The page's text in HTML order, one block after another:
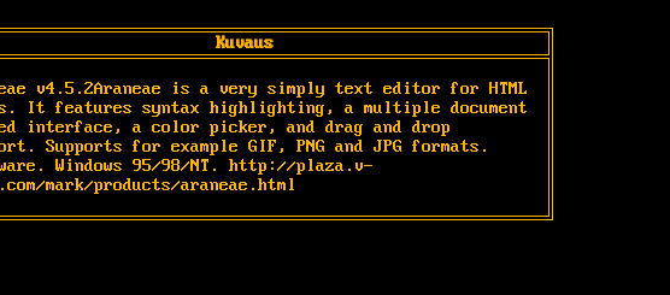
Kuvaus
v4.5.2Araneae is a very simply text editor for HTML
It features syntax highlighting, a multiple document
interface, a color picker, and drag and drop
Supports for example GIF, PNG and JPG formats.
Windows 95/98/NT. http://plaza.v-
mark/products/araneae.html